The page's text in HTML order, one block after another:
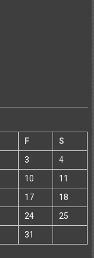
F
S
3
4
10
11
17
18
24
25
31